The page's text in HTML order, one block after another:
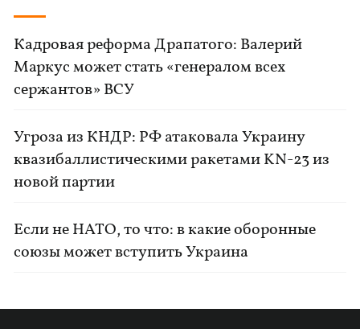
Кадровая реформа Драпатого: Валерий
Маркус может стать «генералом всех
сержантов» ВСУ
Угроза из КНДР: РФ атаковала Украину
квазибаллистическими ракетами KN-23 из
новой партии
Если не НАТО, то что: в какие оборонные
союзы может вступить Украина